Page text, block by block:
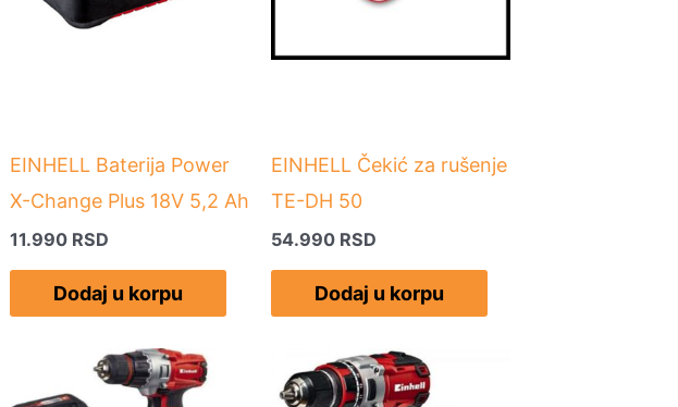
EINHELL Baterija Power
X-Change Plus 18V 5,2 Ah
11.990 RSD
Dodaj u korpu
EINHELL Čekić za rušenje
TE-DH 50
54.990 RSD
Dodaj u korpu